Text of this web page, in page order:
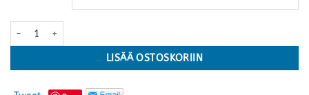
Heaven matto, beige · useita kokoja määrä
LISÄÄ OSTOSKORIIN